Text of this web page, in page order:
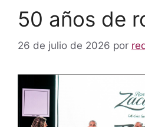
50 años de
26 de julio de 2026 por